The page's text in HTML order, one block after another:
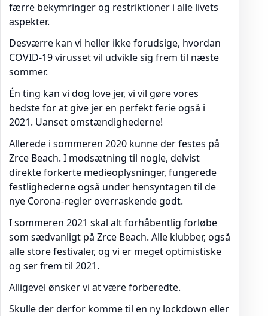
færre bekymringer og restriktioner i alle livets
aspekter.
Desværre kan vi heller ikke forudsige, hvordan
COVID-19 virusset vil udvikle sig frem til næste
sommer.
Én ting kan vi dog love jer, vi vil gøre vores
bedste for at give jer en perfekt ferie også i
2021. Uanset omstændighederne!
Allerede i sommeren 2020 kunne der festes på
Zrce Beach. I modsætning til nogle, delvist
direkte forkerte medieoplysninger, fungerede
festlighederne også under hensyntagen til de
nye Corona-regler overraskende godt.
I sommeren 2021 skal alt forhåbentlig forløbe
som sædvanligt på Zrce Beach. Alle klubber, også
alle store festivaler, og vi er meget optimistiske
og ser frem til 2021.
Alligevel ønsker vi at være forberedte.
Skulle der derfor komme til en ny lockdown eller